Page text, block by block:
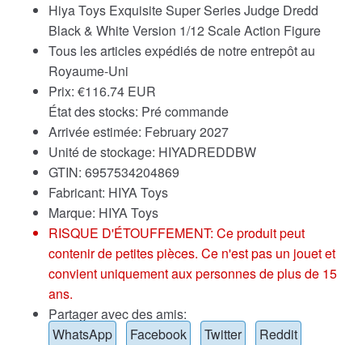
Hiya Toys Exquisite Super Series Judge Dredd
Black & White Version 1/12 Scale Action Figure
Tous les articles expédiés de notre entrepôt au
Royaume-Uni
Prix: €116.74 EUR
État des stocks: Pré commande
Arrivée estimée: February 2027
Unité de stockage: HIYADREDDBW
GTIN: 6957534204869
Fabricant: HIYA Toys
Marque: HIYA Toys
RISQUE D'ÉTOUFFEMENT: Ce produit peut
contenir de petites pièces. Ce n'est pas un jouet et
convient uniquement aux personnes de plus de 15
ans.
Partager avec des amis:
WhatsApp
Facebook Twitter Reddit